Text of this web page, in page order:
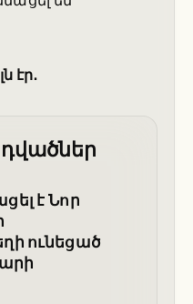
էր․
է Նոր
ունեցած